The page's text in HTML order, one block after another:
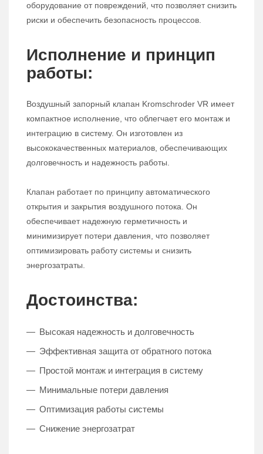
оборудование от повреждений, что позволяет снизить
риски и обеспечить безопасность процессов.
Исполнение и принцип
работы:
Воздушный запорный клапан Kromschroder VR имеет
компактное исполнение, что облегчает его монтаж и
интеграцию в систему. Он изготовлен из
высококачественных материалов, обеспечивающих
долговечность и надежность работы.
Клапан работает по принципу автоматического
открытия и закрытия воздушного потока. Он
обеспечивает надежную герметичность и
минимизирует потери давления, что позволяет
оптимизировать работу системы и снизить
энергозатраты.
Достоинства:
Высокая надежность и долговечность
Эффективная защита от обратного потока
Простой монтаж и интеграция в систему
Минимальные потери давления
Оптимизация работы системы
Снижение энергозатрат